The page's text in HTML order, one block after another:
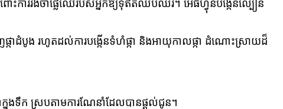
ាររង់ចាំផ្លែឈើរបស់អ្នកឱ្យទុំឥតឈប់ឈរ។ អេធីហ្វុនបង្កើនល្បឿន
េញផ្កាដំបូង រហូតដល់ការបង្កើនទំហំផ្កា និងអាយុកាលផ្កា ដំណោះស្រាយដ៏
ងទឹក ស្របតាមការណែនាំដែលបានផ្តល់ជូន។